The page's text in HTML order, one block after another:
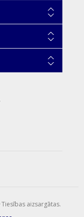
aizsargātas.